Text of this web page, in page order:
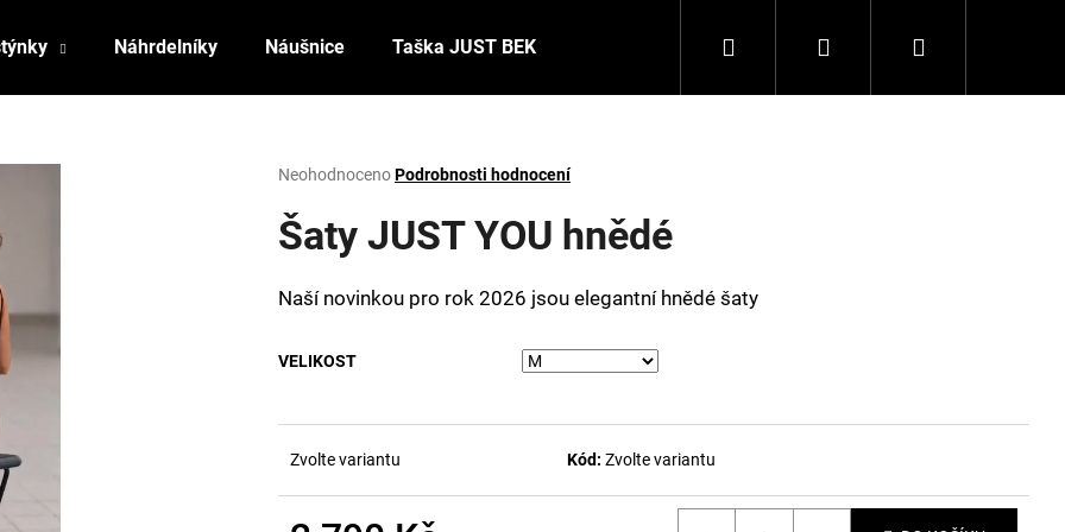
Náhrdelníky Náušnice Taška JUST BEK Triko JUST FOR ME Šaty JUST YOU
Hledat PřihlášeníNákupní
Průměrné
produktu
je
5
NeohodnocenoPodrobnosti hodnocení
Šaty JUST YOU hnědé
Naší novinkou pro rok 2026 jsou elegantní hnědé šaty
VELIKOST
Zvolte variantu Kód: Zvolte variantu
HLEDAT